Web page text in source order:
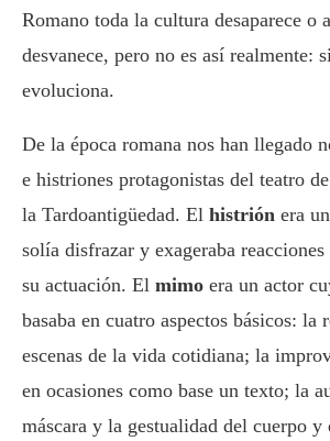
Romano toda la cultura desaparece o
desvanece, pero no es así realmente:
evoluciona.
De la época romana nos han llegado
e histriones protagonistas del teatro
la Tardoantigüedad. El histrión era
solía disfrazar y exageraba
su actuación. El mimo era un actor
basaba en cuatro aspectos básicos: la
escenas de la vida cotidiana; la
en ocasiones como base un texto; la
máscara y la gestualidad del cuerpo